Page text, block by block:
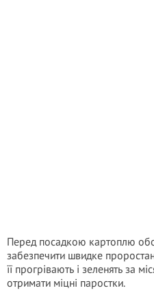
Перед посадкою картоплю
забезпечити швидке
її прогрівають і зеленять за
отримати міцні паростки.